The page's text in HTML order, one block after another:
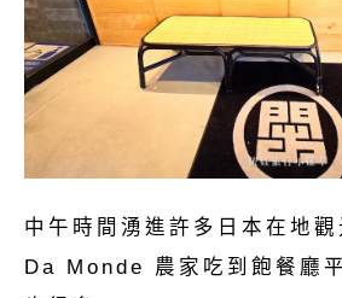
中午時間湧進許多日本在地觀
Da Monde 農家吃到飽餐廳